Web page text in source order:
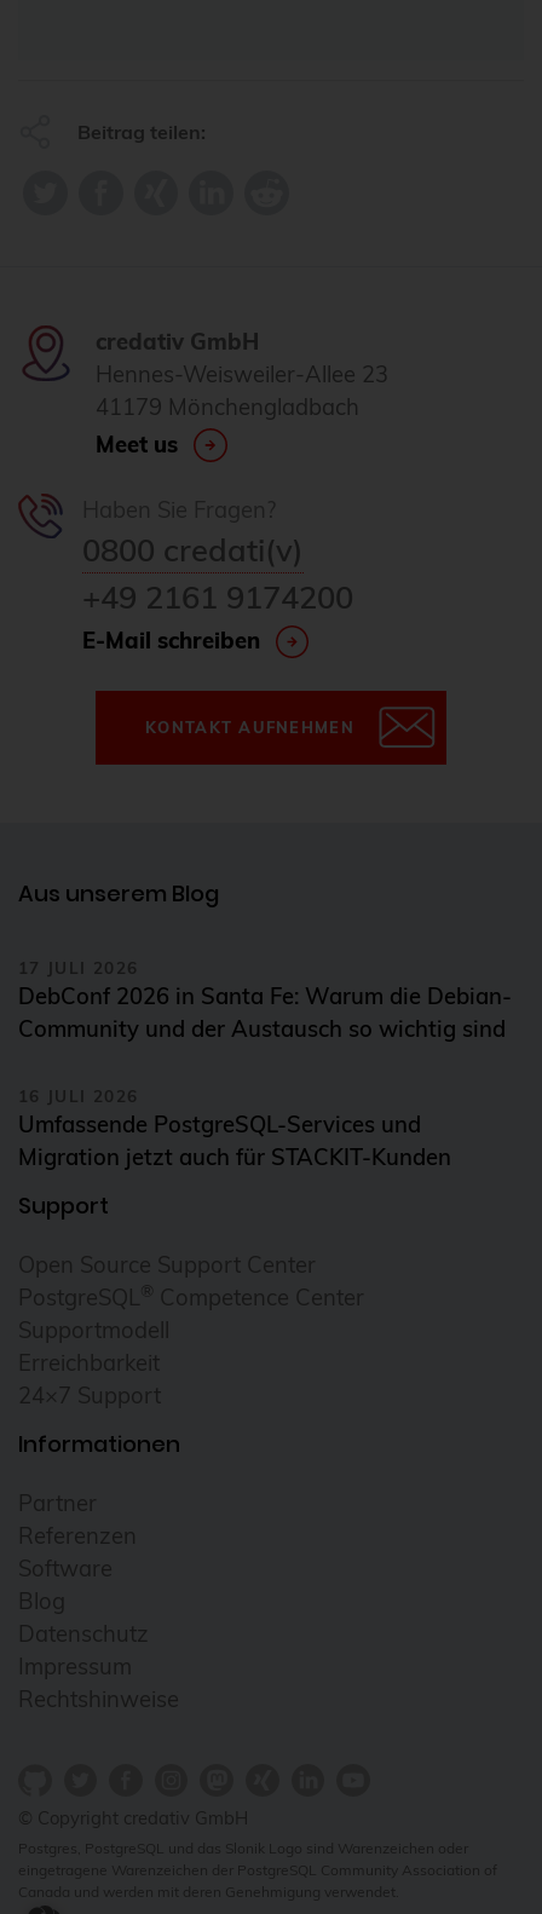
Beitrag teilen:
credativ GmbH
Hennes-Weisweiler-Allee 23
41179 Mönchengladbach
Meet us
0800 credati(v)
+49 2161 9174200
E-Mail schreiben
KONTAKT AUFNEHMEN
Aus unserem Blog
17 JULI 2026
DebConf 2026 in Santa Fe: Warum die Debian-
Community und der Austausch so wichtig sind
16 JULI 2026
Umfassende PostgreSQL-Services und
Migration jetzt auch für STACKIT-Kunden
Support
Open Source Support Center
PostgreSQL ® Competence Center
Supportmodell
Erreichbarkeit
24×7 Support
Informationen
Partner
Referenzen
Software
Blog
Datenschutz
Impressum
Rechtshinweise
© Copyright credativ GmbH
Postgres, PostgreSQL und das Slonik Logo sind Warenzeichen oder
eingetragene Warenzeichen der PostgreSQL Community Association of
Canada und werden mit deren Genehmigung verwendet.